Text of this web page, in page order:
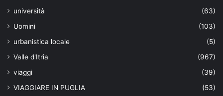
università
(63)
Uomini
(103)
urbanistica locale
(5)
Valle d'Itria
(967)
viaggi
(39)
VIAGGIARE IN PUGLIA
(53)